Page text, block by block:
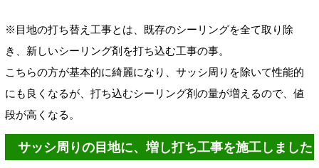
※目地の打ち替え工事とは、既存のシーリングを全て取り除
き、新しいシーリング剤を打ち込む工事の事。
こちらの方が基本的に綺麗になり、サッシ周りを除いて性能的
にも良くなるが、打ち込むシーリング剤の量が増えるので、値
段が高くなる。
サッシ周りの目地に、増し打ち工事を施工しました